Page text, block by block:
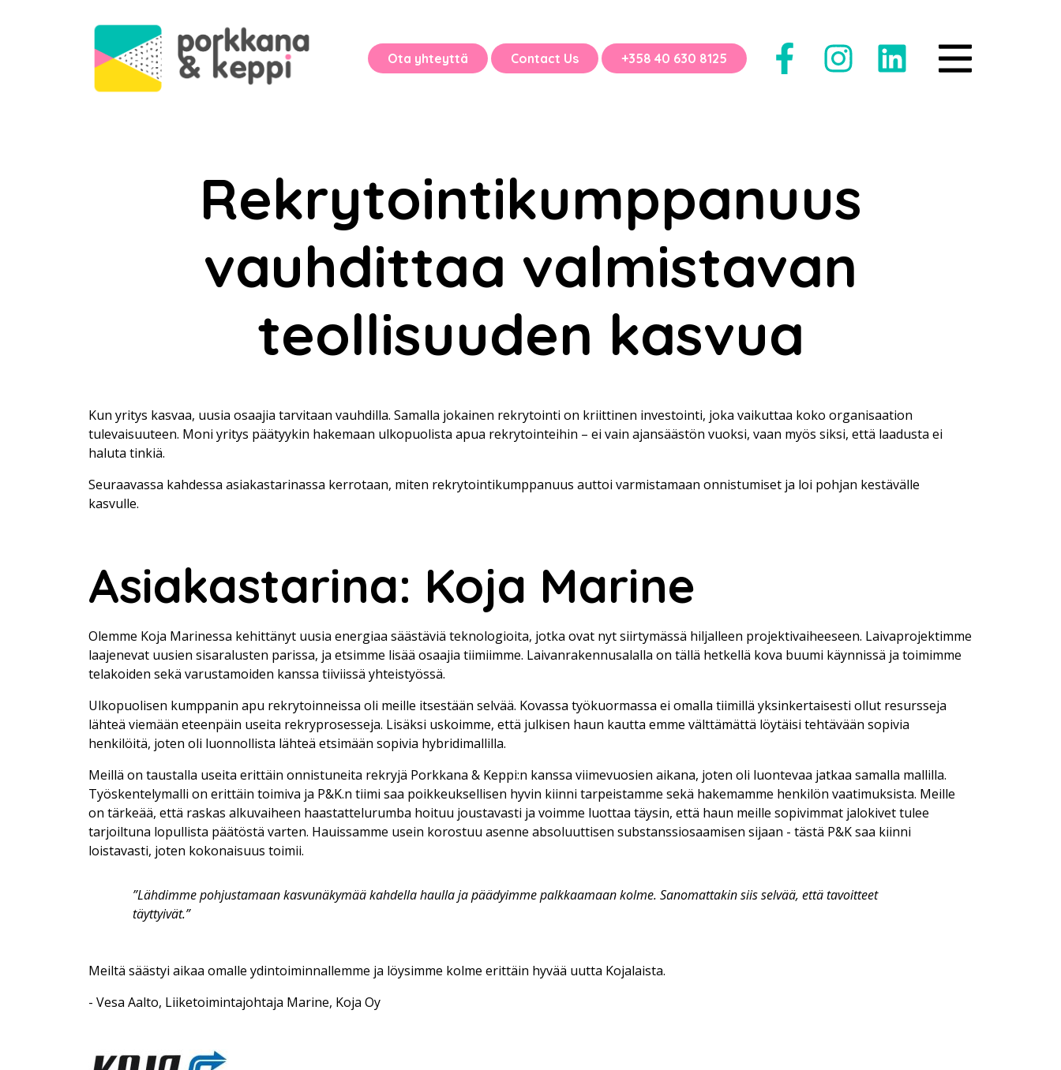
Ota yhteyttä Contact Us +358 40 630 8125
Rekrytointikumppanuus
vauhdittaa valmistavan
teollisuuden kasvua
Kun yritys kasvaa, uusia osaajia tarvitaan vauhdilla. Samalla jokainen rekrytointi on kriittinen investointi, joka vaikuttaa koko organisaation
tulevaisuuteen. Moni yritys päätyykin hakemaan ulkopuolista apua rekrytointeihin – ei vain ajansäästön vuoksi, vaan myös siksi, että laadusta ei
haluta tinkiä.
Seuraavassa kahdessa asiakastarinassa kerrotaan, miten rekrytointikumppanuus auttoi varmistamaan onnistumiset ja loi pohjan kestävälle
kasvulle.
Asiakastarina: Koja Marine
Olemme Koja Marinessa kehittänyt uusia energiaa säästäviä teknologioita, jotka ovat nyt siirtymässä hiljalleen projektivaiheeseen. Laivaprojektimme
laajenevat uusien sisaralusten parissa, ja etsimme lisää osaajia tiimiimme. Laivanrakennusalalla on tällä hetkellä kova buumi käynnissä ja toimimme
telakoiden sekä varustamoiden kanssa tiiviissä yhteistyössä.
Ulkopuolisen kumppanin apu rekrytoinneissa oli meille itsestään selvää. Kovassa työkuormassa ei omalla tiimillä yksinkertaisesti ollut resursseja
lähteä viemään eteenpäin useita rekryprosesseja. Lisäksi uskoimme, että julkisen haun kautta emme välttämättä löytäisi tehtävään sopivia
henkilöitä, joten oli luonnollista lähteä etsimään sopivia hybridimallilla.
Meillä on taustalla useita erittäin onnistuneita rekryjä Porkkana & Keppi:n kanssa viimevuosien aikana, joten oli luontevaa jatkaa samalla mallilla.
Työskentelymalli on erittäin toimiva ja P&K.n tiimi saa poikkeuksellisen hyvin kiinni tarpeistamme sekä hakemamme henkilön vaatimuksista. Meille
on tärkeää, että raskas alkuvaiheen haastattelurumba hoituu joustavasti ja voimme luottaa täysin, että haun meille sopivimmat jalokivet tulee
tarjoiltuna lopullista päätöstä varten. Hauissamme usein korostuu asenne absoluuttisen substanssiosaamisen sijaan - tästä P&K saa kiinni
loistavasti, joten kokonaisuus toimii.
”Lähdimme pohjustamaan kasvunäkymää kahdella haulla ja päädyimme palkkaamaan kolme. Sanomattakin siis selvää, että tavoitteet
täyttyivät.”
Meiltä säästyi aikaa omalle ydintoiminnallemme ja löysimme kolme erittäin hyvää uutta Kojalaista.
- Vesa Aalto, Liiketoimintajohtaja Marine, Koja Oy